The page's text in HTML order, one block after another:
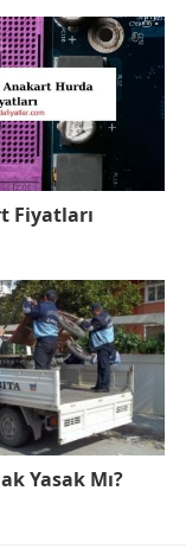
Fiyatları
Yasak Mı?